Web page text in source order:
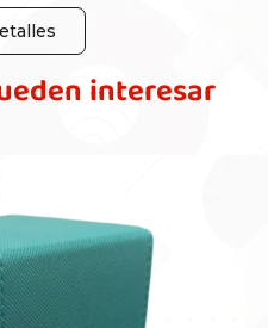
interesar